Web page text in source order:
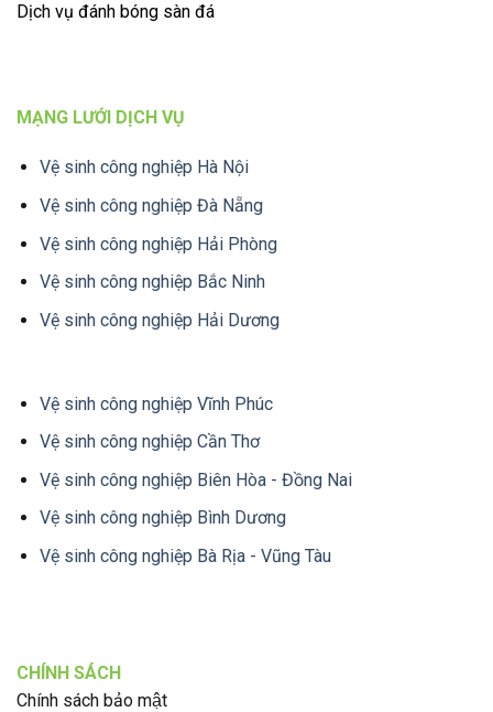
Dịch vụ đánh bóng sàn đá
MẠNG LƯỚI DỊCH VỤ
Vệ sinh công nghiệp Hà Nội
Vệ sinh công nghiệp Đà Nẵng
Vệ sinh công nghiệp Hải Phòng
Vệ sinh công nghiệp Bắc Ninh
Vệ sinh công nghiệp Hải Dương
Vệ sinh công nghiệp Vĩnh Phúc
Vệ sinh công nghiệp Cần Thơ
Vệ sinh công nghiệp Biên Hòa - Đồng Nai
Vệ sinh công nghiệp Bình Dương
Vệ sinh công nghiệp Bà Rịa - Vũng Tàu
CHÍNH SÁCH
Chính sách bảo mật